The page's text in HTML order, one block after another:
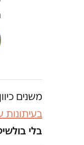
משנים
בלי